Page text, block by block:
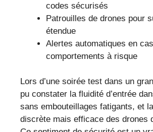
codes sécurisés
Patrouilles de drones pour
étendue
Alertes automatiques en
comportements à risque
Lors d’une soirée test dans un
pu constater la fluidité d’entrée
sans embouteillages fatigants, et
discrète mais efficace des drones